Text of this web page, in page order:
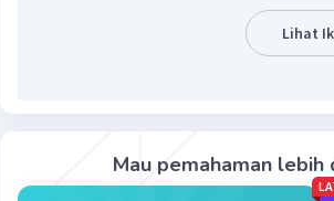
Violineee V Level 15
Lihat
Mau pemahaman lebih